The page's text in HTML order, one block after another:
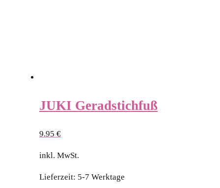
JUKI Geradstichfuß
9.95 €
inkl. MwSt.
Lieferzeit: 5-7 Werktage